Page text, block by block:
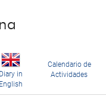
Diary in
English
Calendario de
Actividades